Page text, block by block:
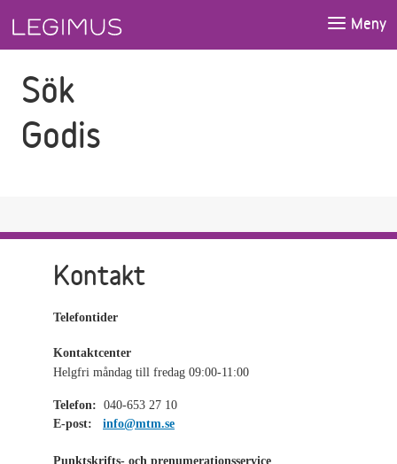
Meny
Sök
Godis
Kontakt
Telefontider
Kontaktcenter
Helgfri måndag till fredag 09:00-11:00
Telefon: 040-653 27 10
E-post:
info@mtm.se
Punktskrifts- och prenumerationsservice